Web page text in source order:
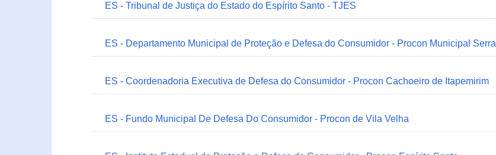
ES - Tribunal de Justiça do Estado do Espírito Santo - TJES
ES - Departamento Municipal de Proteção e Defesa do Consumidor - Procon Municipal Serra
ES - Coordenadoria Executiva de Defesa do Consumidor - Procon Cachoeiro de Itapemirim
ES - Fundo Municipal De Defesa Do Consumidor - Procon de Vila Velha